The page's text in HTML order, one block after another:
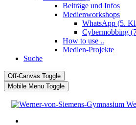
Beiträge und Infos
Medienworkshops
WhatsApp (5.
Cybermobbing
How to use ..
Medien-Projekte
Suche
Off-Canvas Toggle
Mobile Menu Toggle